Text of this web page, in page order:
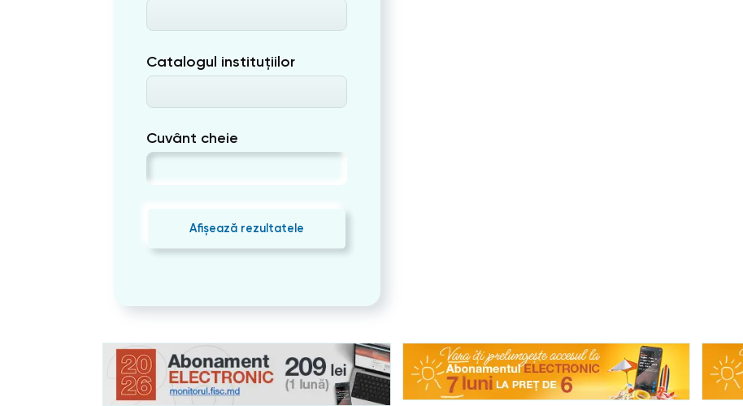
Catalogul instituțiilor
Cuvânt cheie
Afișează rezultatele